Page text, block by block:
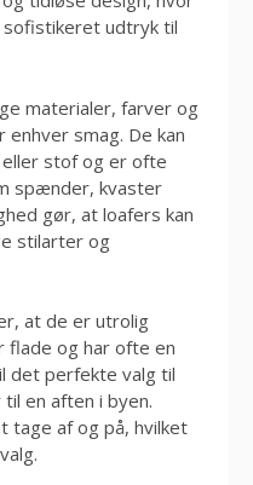
udtryk til
materialer, farver og
smag. De kan
stof og er ofte
spænder, kvaster
gør, at loafers kan
stilarter og
at de er utrolig
flade og har ofte en
det perfekte valg til
en aften i byen.
tage af og på, hvilket